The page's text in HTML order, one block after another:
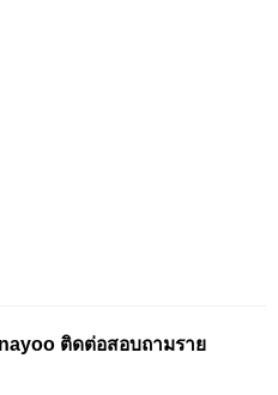
ติดต่อสอบถามราย